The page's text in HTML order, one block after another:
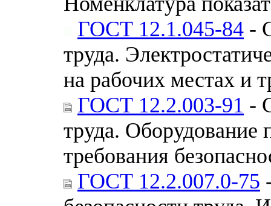
ГОСТ 12.1.045-84 -
труда.
на рабочих местах и
ГОСТ 12.2.003-91 -
труда. Оборудование
требования
ГОСТ 12.2.007.0-75